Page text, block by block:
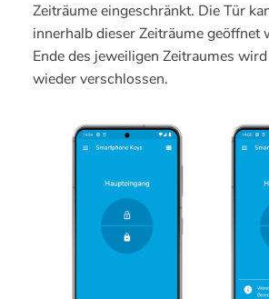
Zeiträume eingeschränkt. Die Tür
innerhalb dieser Zeiträume geöffnet
Ende des jeweiligen Zeitraumes
wieder verschlossen.